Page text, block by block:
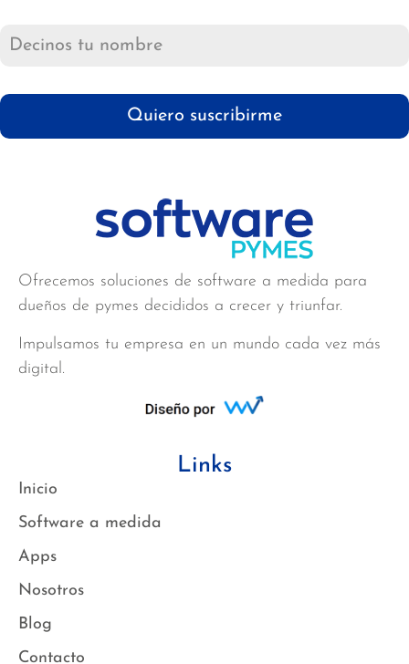
Quiero suscribirme
Ofrecemos soluciones de software a medida para
dueños de pymes decididos a crecer y triunfar.
Impulsamos tu empresa en un mundo cada vez más
digital.
Links
Inicio
Software a medida
Apps
Nosotros
Blog
Contacto